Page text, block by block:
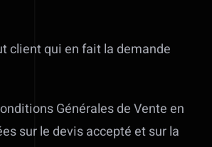
client qui en fait la demande
Générales de Vente en
sur le devis accepté et sur la